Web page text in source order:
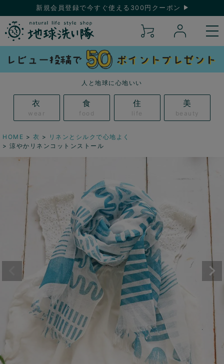
新規会員登録で今すぐ使える300円クーポン
人と地球に心地いい
衣
wear
食
food
住
life
美
beauty
HOME 衣
リネンとシルクで心地よく
涼やかリネンコットンストール